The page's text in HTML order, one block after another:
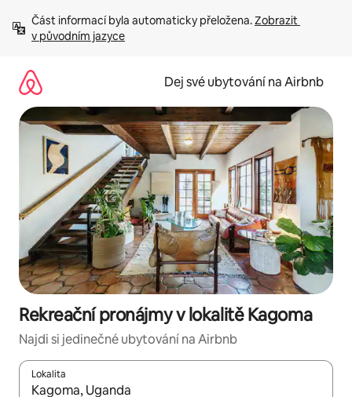
obsah
Část informací byla automaticky přeložena. Zobrazit
v původním jazyce
Dej své ubytování na Airbnb
Rekreační pronájmy v lokalitě Kagoma
Najdi si jedinečné ubytování na Airbnb
Lokalita
Až budou výsledky k dispozici, můžeš si je procházet pomocí